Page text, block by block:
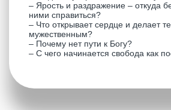
ARTURSITA. SPACE
2 000₽
Прямой эфир:
– Запись эфира наartursita.space
– Доступ к эфиру на 6 месяцев
– Продолжительность 4:10
Как претензии превратить в помощь другим?
Почему мы боимся облажаться?